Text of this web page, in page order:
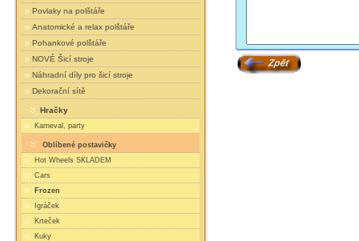
Povlaky na polštáře
Anatomické a relax polštáře
Pohankové polštáře
NOVÉ Šicí stroje
Náhradní díly pro šicí stroje
Dekorační sítě
Hračky
Karneval, party
Oblíbené postavičky
Hot Wheels SKLADEM
Cars
Frozen
Igráček
Krteček
Kuky